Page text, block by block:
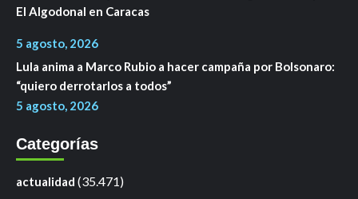
El Algodonal en Caracas
5 agosto, 2026
Lula anima a Marco Rubio a hacer campaña por Bolsonaro:
“quiero derrotarlos a todos”
5 agosto, 2026
Categorías
actualidad (35.471)